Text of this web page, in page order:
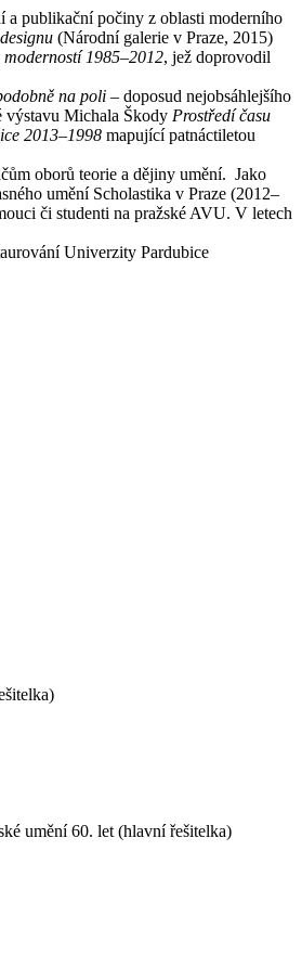
a publikační počiny z oblasti moderního
(Národní galerie v Praze, 2015)
1985–2012, jež doprovodil
na poli – doposud nejobsáhlejšího
výstavu Michala Škody Prostředí času
2013–1998 mapující patnáctiletou
oborů teorie a dějiny umění. Jako
umění Scholastika v Praze (2012–
či studenti na pražské AVU. V letech
Univerzity Pardubice
umění 60. let (hlavní řešitelka)